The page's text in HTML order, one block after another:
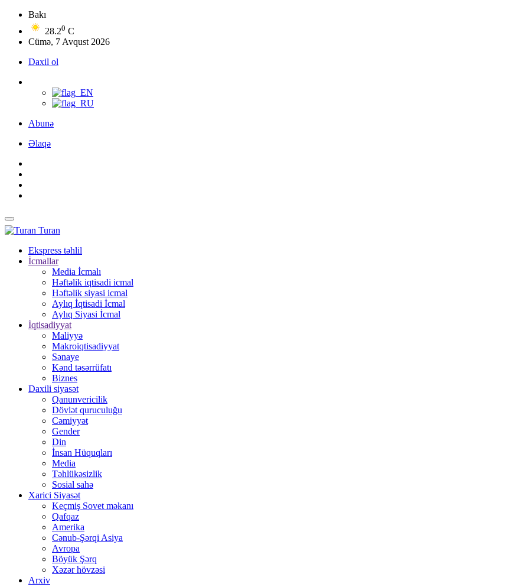
Bakı
28.20 C
Cümə, 7 Avqust 2026
Daxil ol
Abunə
Əlaqə
Turan
Ekspress təhlil
İcmallar
Media İcmalı
Həftəlik iqtisadi icmal
Həftəlik siyasi icmal
Aylıq İqtisadi İcmal
Aylıq Siyasi İcmal
İqtisadiyyat
Maliyyə
Makroiqtisadiyyat
Sənaye
Kənd təsərrüfatı
Biznes
Daxili siyasət
Qanunvericilik
Dövlət quruculuğu
Cəmiyyət
Gender
Din
İnsan Hüquqları
Media
Təhlükəsizlik
Sosial sahə
Xarici Siyasət
Keçmiş Sovet məkanı
Qafqaz
Amerika
Cənub-Şərqi Asiya
Avropa
Böyük Şərq
Xəzər hövzəsi
Arxiv